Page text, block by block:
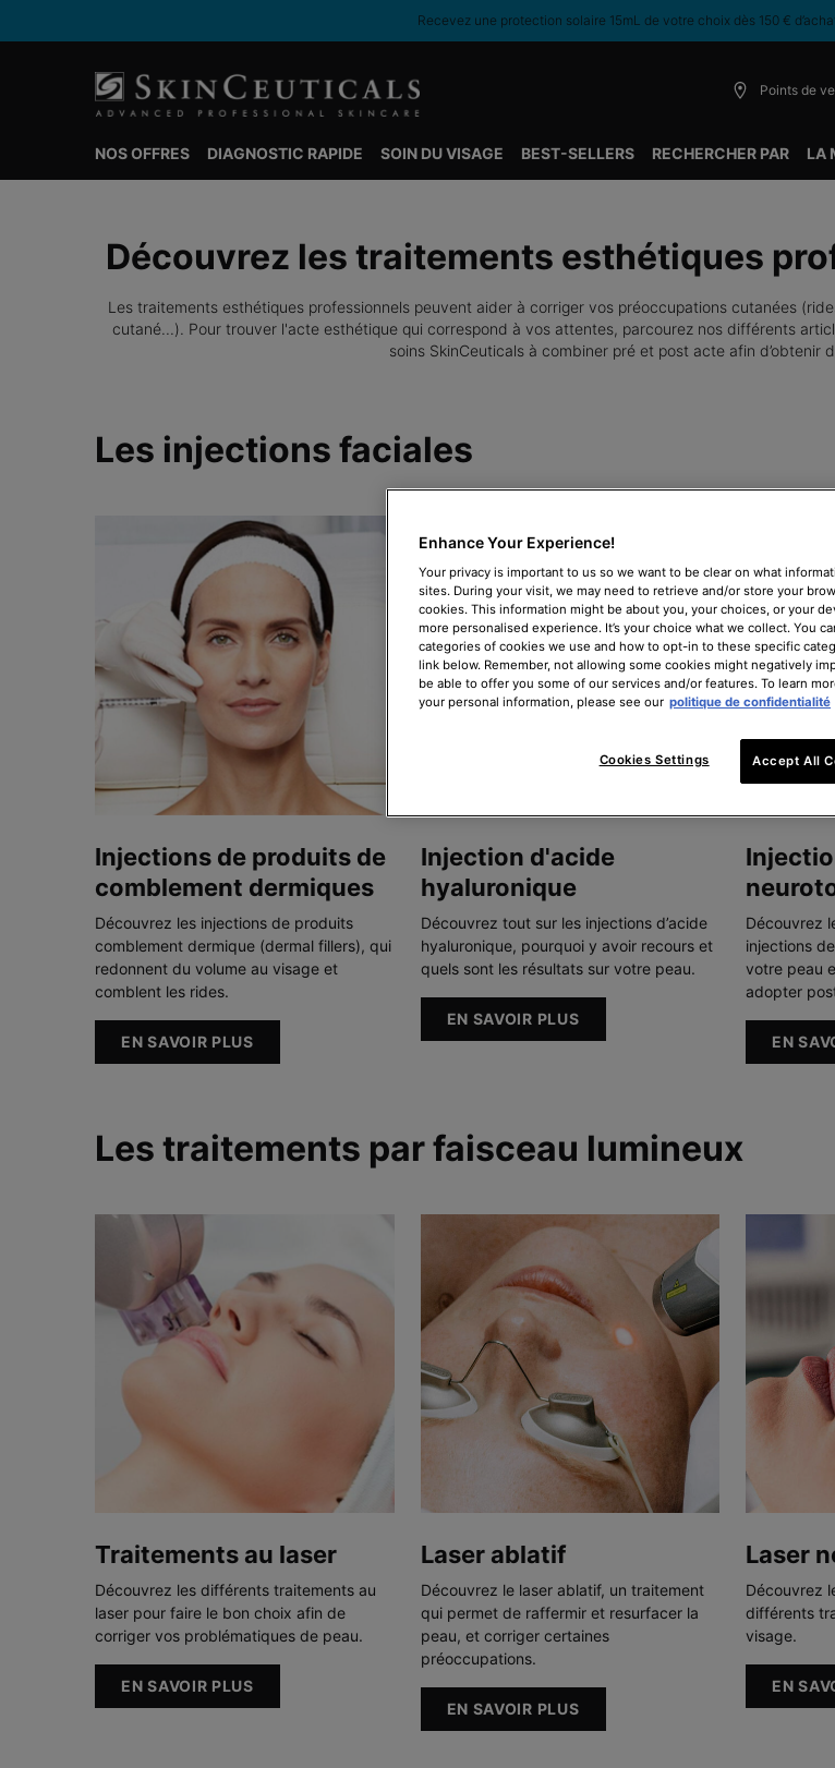
Recevez une protection solaire 15mL de votre choix dès 150 €
Points de
NOS OFFRES DIAGNOSTIC RAPIDE SOIN DU VISAGE BEST-SELLERS RECHERCHER PAR LA
Découvrez les traitements esthétiques
Les traitements esthétiques professionnels peuvent aider à corriger vos préoccupations cutanées
cutané...). Pour trouver l'acte esthétique qui correspond à vos attentes, parcourez nos différents
soins SkinCeuticals à combiner pré et post acte afin d’obtenir
Les injections faciales
Injections de produits de
comblement dermiques
Découvrez les injections de produits
comblement dermique (dermal fillers), qui
redonnent du volume au visage et
comblent les rides.
EN SAVOIR PLUS
Injection d'acide
hyaluronique
Découvrez tout sur les injections d’acide
hyaluronique, pourquoi y avoir recours et
quels sont les résultats sur votre peau.
EN SAVOIR PLUS
Découvrez
injections
votre peau
adopter
EN
Les traitements par faisceau lumineux
Traitements au laser
Découvrez les différents traitements au
laser pour faire le bon choix afin de
corriger vos problématiques de peau.
EN SAVOIR PLUS
Laser ablatif
Découvrez le laser ablatif, un traitement
qui permet de raffermir et resurfacer la
peau, et corriger certaines
préoccupations.
EN SAVOIR PLUS
Laser
Découvrez
différents
visage.
EN
Enhance Your Experience!
Your privacy is important to us so we want to be clear on what
sites. During your visit, we may need to retrieve and/or store your
cookies. This information might be about you, your choices, or your
more personalised experience. It’s your choice what we collect. You
categories of cookies we use and how to opt-in to these specific
link below. Remember, not allowing some cookies might negatively
be able to offer you some of our services and/or features. To learn
your personal information, please see our politique de confidentialité
Cookies Settings Accept All